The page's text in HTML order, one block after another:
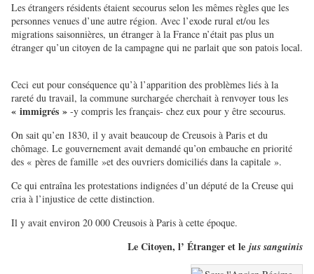
Les étrangers résidents étaient secourus selon les mêmes règles que les
personnes venues d’une autre région. Avec l’exode rural et/ou les
migrations saisonnières, un étranger à la France n’était pas plus un
étranger qu’un citoyen de la campagne qui ne parlait que son patois local.
Ceci eut pour conséquence qu’à l’apparition des problèmes liés à la
rareté du travail, la commune surchargée cherchait à renvoyer tous les
« immigrés » -y compris les français- chez eux pour y être secourus.
On sait qu’en 1830, il y avait beaucoup de Creusois à Paris et du
chômage. Le gouvernement avait demandé qu’on embauche en priorité
des « pères de famille »et des ouvriers domiciliés dans la capitale ».
Ce qui entraîna les protestations indignées d’un député de la Creuse qui
cria à l’injustice de cette distinction.
Il y avait environ 20 000 Creusois à Paris à cette époque.
Le Citoyen, l’ Étranger et le jus sanguinis